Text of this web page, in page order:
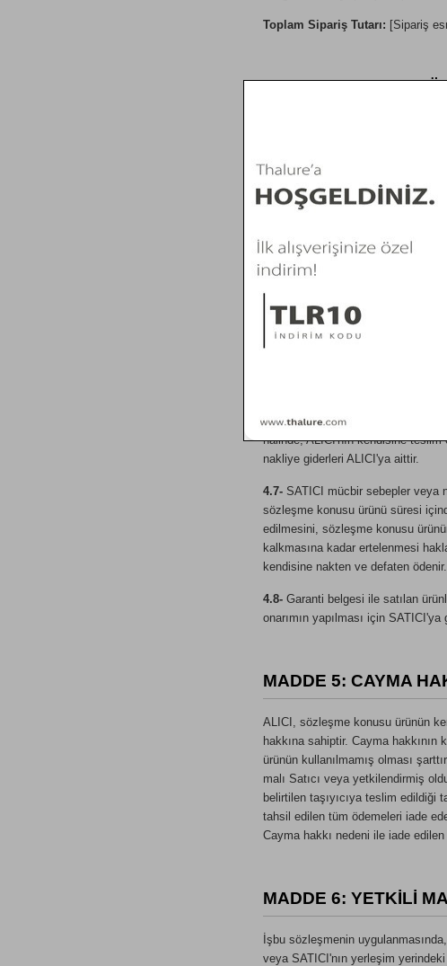
Toplam Sipariş Tutarı: [Sipariş
MADDE 4: GENEL
ALICI, thalure.com internet
ön bilgileri okuyup bilgi sahibi
4.2-Sözleşme konusu ürün, sipariş
internet sitesinde ön bilgiler içinde
Sözleşme konusu ürün,
etmemesinden SATICI sorumlu
SATICI, sözleşme konusu
4.5-Sözleşme konusu ürünün
ödenmiş olması şarttır. Herhangi
Ürünün tesliminden sonra
haksız veya hukuka aykırı olarak
halinde, ALICI'nın kendisine
nakliye giderleri ALICI'ya aittir.
4.7- SATICI mücbir sebepler veya
sözleşme konusu ürünü süresi
edilmesini, sözleşme konusu
kalkmasına kadar ertelenmesi
kendisine nakten ve defaten ödenir.
4.8- Garanti belgesi ile satılan
onarımın yapılması için
MADDE 5: CAYMA
ALICI, sözleşme konusu ürünün
hakkına sahiptir. Cayma
ürünün kullanılmamış olması
malı Satıcı veya yetkilendirmiş
belirtilen taşıyıcıya teslim
tahsil edilen tüm ödemeleri iade
Cayma hakkı nedeni ile iade edilen
MADDE 6: YETKİLİ
İşbu sözleşmenin
veya SATICI'nın yerleşim